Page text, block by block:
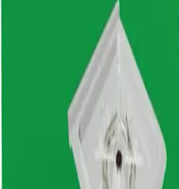
чешуйниц
Контрольные ловушки
Практичное
вредителями
Перед
соблюдайте
Если вам нужна
подходящего